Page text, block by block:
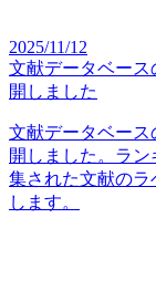
2025/11/12
文献データベー
開しました
文献データベー
開しました。ラ
集された文献の
します。